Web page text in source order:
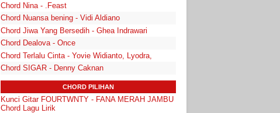
Chord Nina - .Feast
Chord Nuansa bening - Vidi Aldiano
Chord Jiwa Yang Bersedih - Ghea Indrawari
Chord Dealova - Once
Chord Terlalu Cinta - Yovie Widianto, Lyodra,
Chord SIGAR - Denny Caknan
CHORD PILIHAN
Kunci Gitar FOURTWNTY - FANA MERAH JAMBU
Chord Lagu Lirik